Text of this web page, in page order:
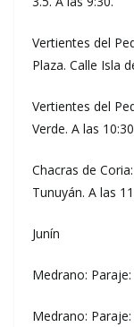
Vertientes del
Plaza. Calle Isla
Vertientes del
Verde. A las
Chacras de
Tunuyán. A las
Junín
Medrano:
Medrano: